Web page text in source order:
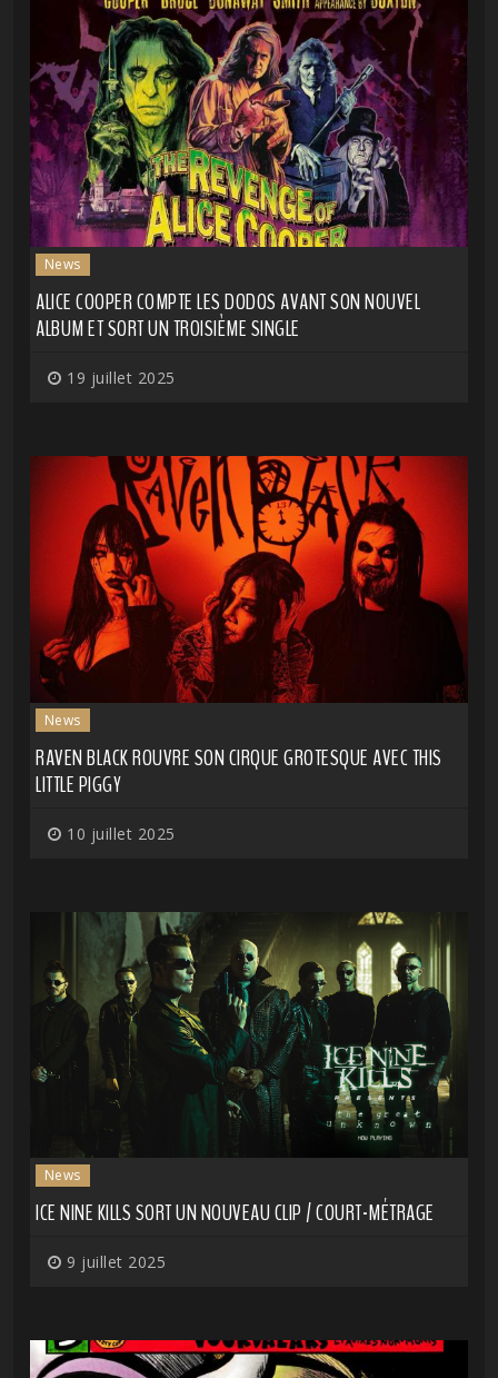
News
ALICE COOPER COMPTE LES DODOS AVANT SON NOUVEL
ALBUM ET SORT UN TROISIÈME SINGLE
19 juillet 2025
News
RAVEN BLACK ROUVRE SON CIRQUE GROTESQUE AVEC THIS
LITTLE PIGGY
10 juillet 2025
News
ICE NINE KILLS SORT UN NOUVEAU CLIP / COURT-MÉTRAGE
9 juillet 2025